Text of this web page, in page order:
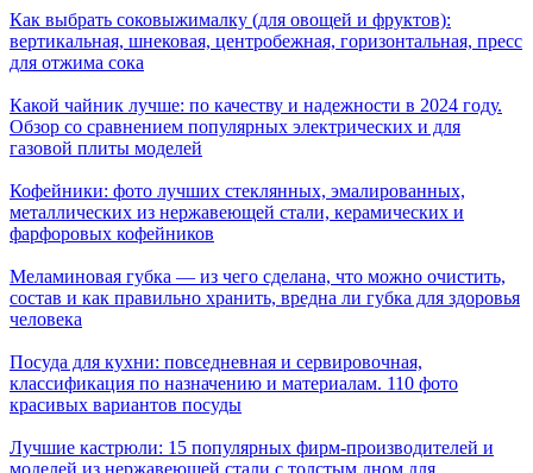
Как выбрать соковыжималку (для овощей и фруктов):
вертикальная, шнековая, центробежная, горизонтальная, пресс
для отжима сока
Какой чайник лучше: по качеству и надежности в 2024 году.
Обзор со сравнением популярных электрических и для
газовой плиты моделей
Кофейники: фото лучших стеклянных, эмалированных,
металлических из нержавеющей стали, керамических и
фарфоровых кофейников
Меламиновая губка — из чего сделана, что можно очистить,
состав и как правильно хранить, вредна ли губка для здоровья
человека
Посуда для кухни: повседневная и сервировочная,
классификация по назначению и материалам. 110 фото
красивых вариантов посуды
Лучшие кастрюли: 15 популярных фирм-производителей и
моделей из нержавеющей стали с толстым дном для